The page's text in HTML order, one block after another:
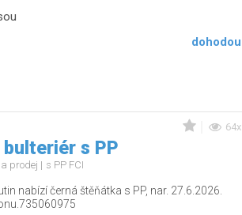
dohodou
64x
s PP
prodej s PP FCI
nabízí černá štěňátka s PP, nar. 27.6.2026.